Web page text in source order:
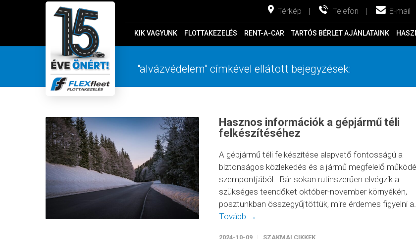
Térkép | Telefon | E-mail
KIK VAGYUNK FLOTTAKEZELÉS RENT-A-CAR TARTÓS BÉRLET AJÁNLATAINK
"alvázvédelem" címkével ellátott bejegyzések:
Hasznos információk a gépjármű téli
felkészítéséhez
A gépjármű téli felkészítése alapvető fontosságú a
biztonságos közlekedés és a jármű megfelelő
szempontjából. Bár sokan rutinszerűen elvégzik a
szükséges teendőket október-november környékén,
posztunkban összegyűjtöttük, mire érdemes figyelni
Tovább →
2024-10-09 SZAKMAI CIKKEK